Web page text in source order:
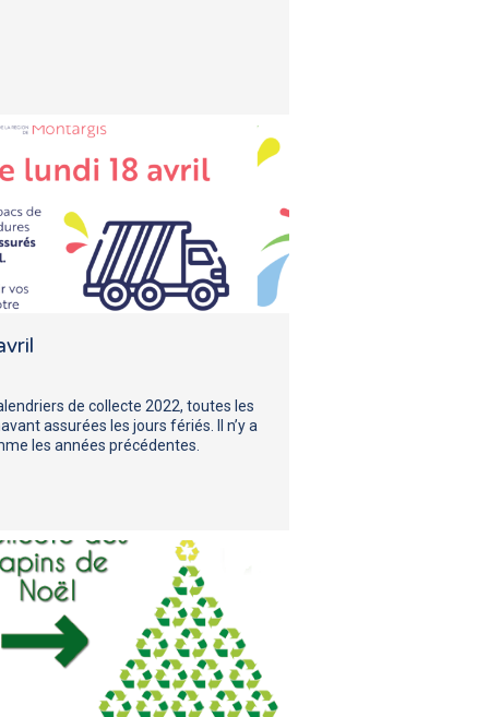
de collecte 2022, toutes les
assurées les jours fériés. Il n’y a
les années précédentes.